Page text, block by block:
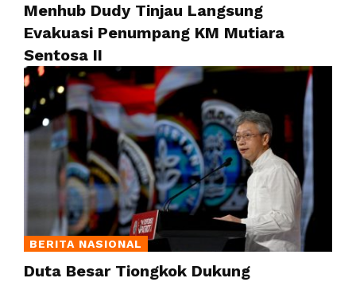
Menhub Dudy Tinjau Langsung
Evakuasi Penumpang KM Mutiara
Sentosa II
BERITA NASIONAL
Duta Besar Tiongkok Dukung